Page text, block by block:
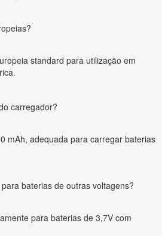
standard para utilização em
carregador?
mAh, adequada para carregar baterias
baterias de outras voltagens?
para baterias de 3,7V com